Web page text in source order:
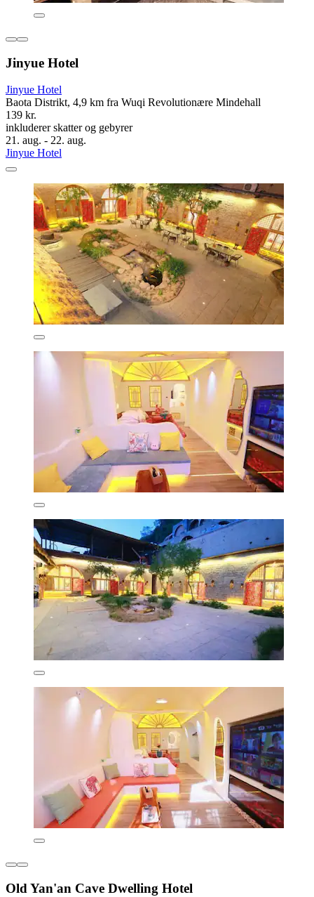
Jinyue Hotel
Jinyue Hotel
Baota Distrikt, 4,9 km fra Wuqi Revolutionære Mindehall
139 kr.
inkluderer skatter og gebyrer
21. aug. - 22. aug.
Jinyue Hotel
Old Yan'an Cave Dwelling Hotel